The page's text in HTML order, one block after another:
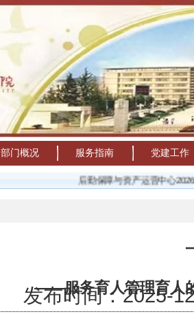
部门概况 服务指南 党建工作
后勤保障与资产运营中心2026年
——服务育人管理育人
发布时间：2025-